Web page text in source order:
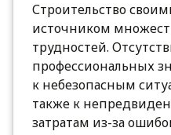
Строительство
источником
трудностей.
профессиональных
к небезопасным
также к
затратам из-за